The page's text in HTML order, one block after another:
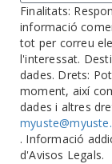
Finalitats:
informació
tot per correu
l'interessat.
dades. Drets:
moment, així
dades i altres
. Informació
d'Avisos Legals.